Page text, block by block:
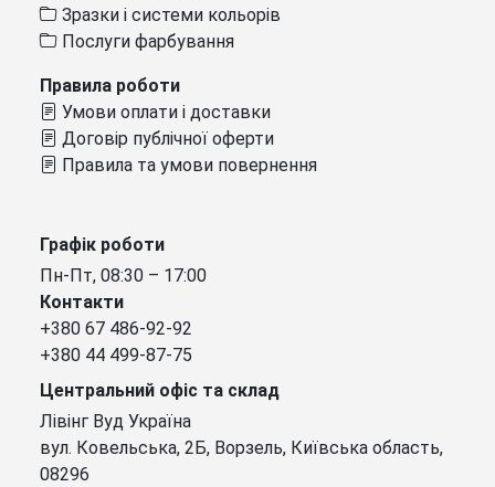
Зразки і системи кольорів
Послуги фарбування
Правила роботи
Умови оплати і доставки
Договір публічної оферти
Правила та умови повернення
Графік роботи
Пн-Пт, 08:30 – 17:00
Контакти
+380 67 486-92-92
+380 44 499-87-75
Центральний офіс та склад
Лівінг Вуд Україна
вул. Ковельська, 2Б, Ворзель, Київська область,
08296